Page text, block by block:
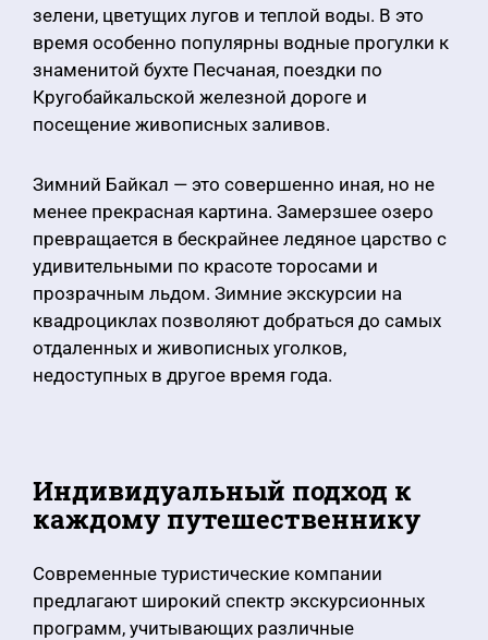
зелени, цветущих лугов и теплой воды. В это
время особенно популярны водные прогулки к
знаменитой бухте Песчаная, поездки по
Кругобайкальской железной дороге и
посещение живописных заливов.
Зимний Байкал — это совершенно иная, но не
менее прекрасная картина. Замерзшее озеро
превращается в бескрайнее ледяное царство с
удивительными по красоте торосами и
прозрачным льдом. Зимние экскурсии на
квадроциклах позволяют добраться до самых
отдаленных и живописных уголков,
недоступных в другое время года.
Индивидуальный подход к
каждому путешественнику
Современные туристические компании
предлагают широкий спектр экскурсионных
программ, учитывающих различные